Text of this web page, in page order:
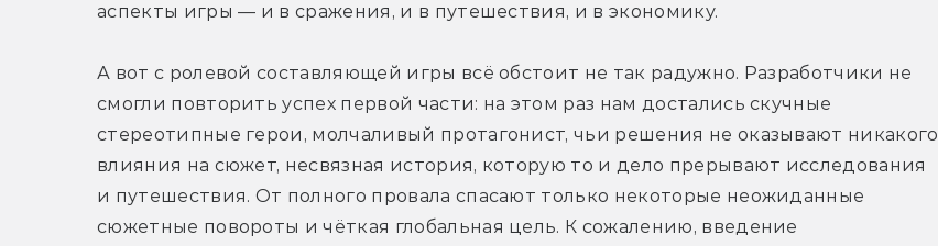
аспекты игры — и в сражения, и в путешествия, и в экономику.
А вот с ролевой составляющей игры всё обстоит не так радужно. Разработчики не
смогли повторить успех первой части: на этом раз нам достались скучные
стереотипные герои, молчаливый протагонист, чьи решения не оказывают никакого
влияния на сюжет, несвязная история, которую то и дело прерывают исследования
и путешествия. От полного провала спасают только некоторые неожиданные
сюжетные повороты и чёткая глобальная цель. К сожалению, введение